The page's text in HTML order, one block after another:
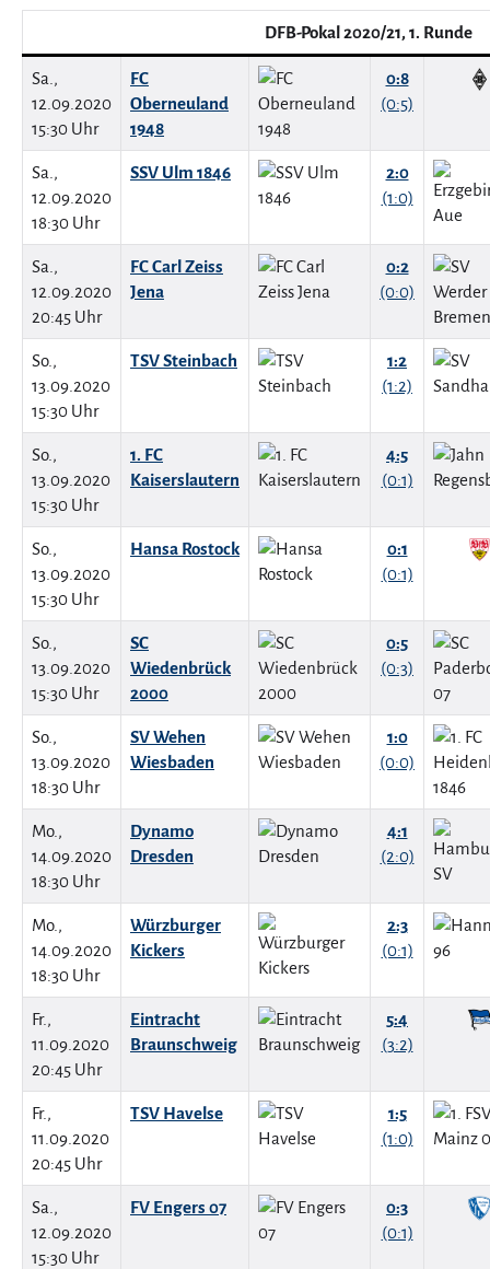
DFB-Pokal 2020/21, 1. Runde
Sa.,
12.09.2020
15:30 Uhr
FC
Oberneuland
1948
0:8
(0:5)
Sa.,
12.09.2020
18:30 Uhr
SSV Ulm 1846
2:0
(1:0)
Sa.,
12.09.2020
20:45 Uhr
FC Carl Zeiss
Jena
0:2
(0:0)
So.,
13.09.2020
15:30 Uhr
TSV Steinbach
1:2
(1:2)
So.,
13.09.2020
15:30 Uhr
1. FC
Kaiserslautern
4:5
(0:1)
So.,
13.09.2020
15:30 Uhr
Hansa Rostock
0:1
(0:1)
So.,
13.09.2020
15:30 Uhr
SC
Wiedenbrück
2000
0:5
(0:3)
So.,
13.09.2020
18:30 Uhr
SV Wehen
Wiesbaden
1:0
(0:0)
Mo.,
14.09.2020
18:30 Uhr
Dynamo
Dresden
4:1
(2:0)
Mo.,
14.09.2020
18:30 Uhr
Würzburger
Kickers
2:3
(0:1)
Fr.,
11.09.2020
20:45 Uhr
Eintracht
Braunschweig
5:4
(3:2)
Fr.,
11.09.2020
20:45 Uhr
TSV Havelse
1:5
(1:0)
Sa.,
12.09.2020
15:30 Uhr
FV Engers 07
0:3
(0:1)